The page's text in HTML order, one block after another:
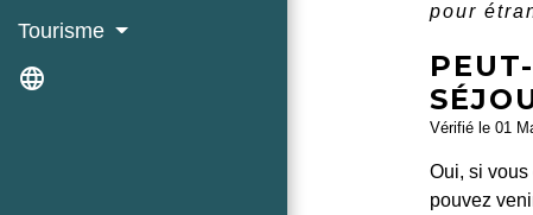
Tourisme
language
pour
Vérifié le 01
Oui, si
pouvez